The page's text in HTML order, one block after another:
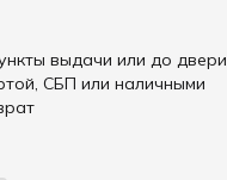
выдачи или до двери
СБП или наличными